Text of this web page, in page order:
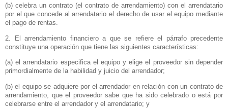
(b) celebra un contrato (el contrato de arrendamiento) con el arrendatario
por el que concede al arrendatario el derecho de usar el equipo mediante
el pago de rentas.
2. El arrendamiento financiero a que se refiere el párrafo precedente
constituye una operación que tiene las siguientes características:
(a) el arrendatario especifica el equipo y elige el proveedor sin depender
primordialmente de la habilidad y juicio del arrendador;
(b) el equipo se adquiere por el arrendador en relación con un contrato de
arrendamiento, que el proveedor sabe que ha sido celebrado o está por
celebrarse entre el arrendador y el arrendatario; y